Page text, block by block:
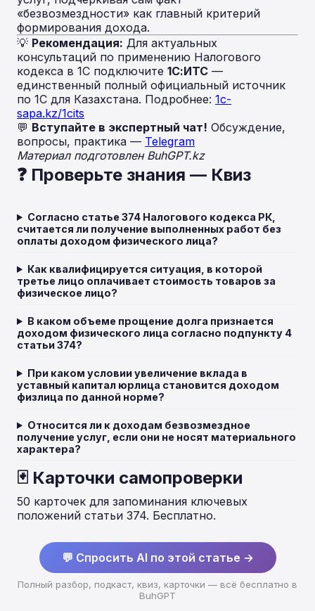
«безвозмездности» как главный критерий
формирования дохода.
💡 Рекомендация: Для актуальных
консультаций по применению Налогового
кодекса в 1С подключите 1С:ИТС —
единственный полный официальный источник
по 1С для Казахстана. Подробнее: 1c-
sapa.kz/1cits
💬 Вступайте в экспертный чат! Обсуждение,
вопросы, практика — Telegram
Материал подготовлен BuhGPT.kz
❓ Проверьте знания — Квиз
Согласно статье 374 Налогового кодекса РК,
считается ли получение выполненных работ без
оплаты доходом физического лица?
Как квалифицируется ситуация, в которой
третье лицо оплачивает стоимость товаров за
физическое лицо?
В каком объеме прощение долга признается
доходом физического лица согласно подпункту 4
статьи 374?
При каком условии увеличение вклада в
уставный капитал юрлица становится доходом
физлица по данной норме?
Относится ли к доходам безвозмездное
получение услуг, если они не носят материального
характера?
🃏 Карточки самопроверки
50 карточек для запоминания ключевых
положений статьи 374. Бесплатно.
💬 Спросить AI по этой статье →
Полный разбор, подкаст, квиз, карточки — всё бесплатно в
BuhGPT